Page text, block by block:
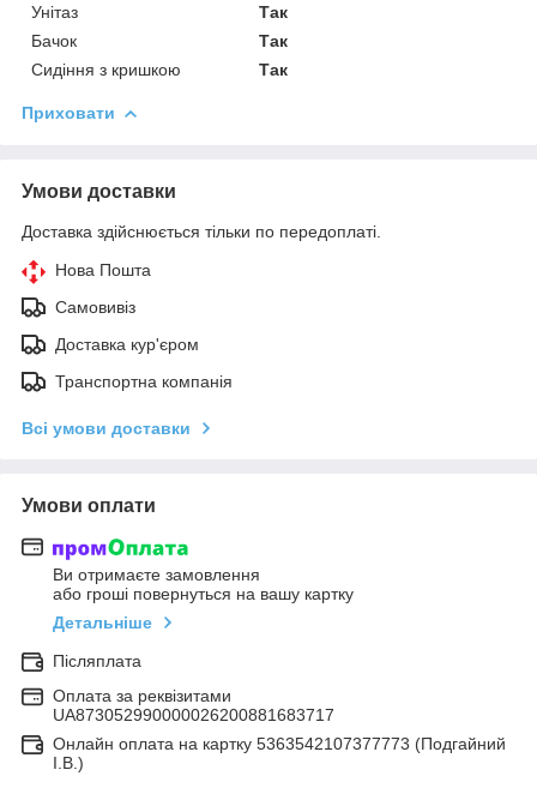
Унітаз
Так
Бачок
Так
Сидіння з кришкою
Так
Приховати
Умови доставки
Доставка здійснюється тільки по передоплаті.
Нова Пошта
Самовивіз
Доставка кур'єром
Транспортна компанія
Всі умови доставки
Умови оплати
Ви отримаєте замовлення
або гроші повернуться на вашу картку
Детальніше
Післяплата
Оплата за реквізитами
UA873052990000026200881683717
Онлайн оплата на картку 5363542107377773 (Подгайний
І.В.)